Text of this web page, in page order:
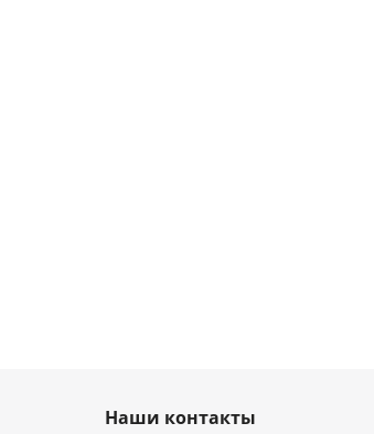
Наши контакты